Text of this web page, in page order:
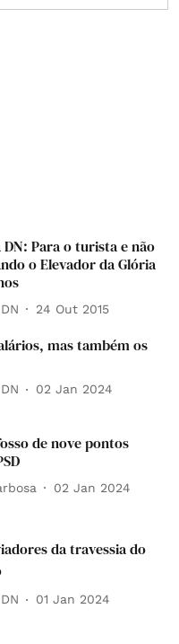
Para o turista e não
o Elevador da Glória
24 Out 2015
mas também os
02 Jan 2024
de nove pontos
02 Jan 2024
da travessia do
01 Jan 2024